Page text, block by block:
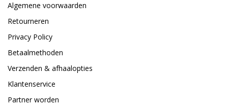
Algemene voorwaarden
Retourneren
Privacy Policy
Betaalmethoden
Verzenden & afhaalopties
Klantenservice
Partner worden